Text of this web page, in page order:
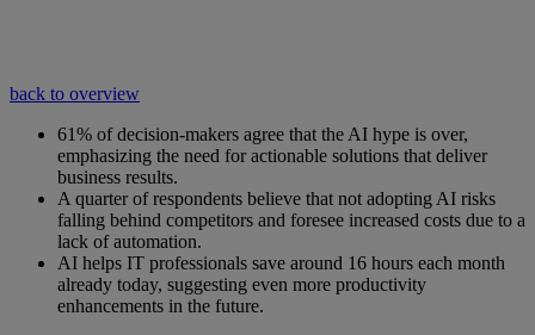
back to overview
61% of decision-makers agree that the AI hype is over,
emphasizing the need for actionable solutions that deliver
business results.
A quarter of respondents believe that not adopting AI risks
falling behind competitors and foresee increased costs due to a
lack of automation.
AI helps IT professionals save around 16 hours each month
already today, suggesting even more productivity
enhancements in the future.